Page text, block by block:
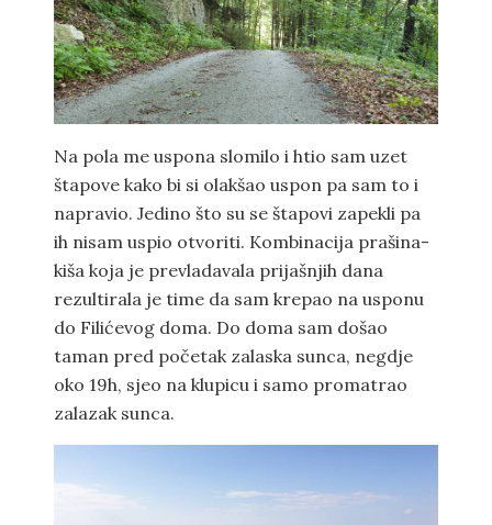
Na pola me uspona slomilo i htio sam uzet
štapove kako bi si olakšao uspon pa sam to i
napravio. Jedino što su se štapovi zapekli pa
ih nisam uspio otvoriti. Kombinacija prašina-
kiša koja je prevladavala prijašnjih dana
rezultirala je time da sam krepao na usponu
do Filićevog doma. Do doma sam došao
taman pred početak zalaska sunca, negdje
oko 19h, sjeo na klupicu i samo promatrao
zalazak sunca.